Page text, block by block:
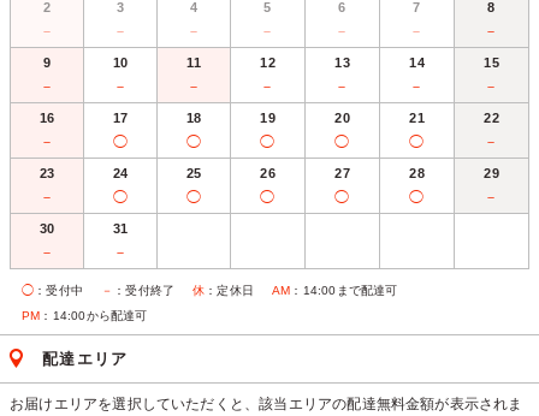
2
－
3
－
4
－
5
－
6
－
7
－
8
－
9
－
10
－
11
－
12
－
13
－
14
－
15
－
16
－
17
◯
18
◯
19
◯
20
◯
21
◯
22
－
23
－
24
◯
25
◯
26
◯
27
◯
28
◯
29
－
30
－
31
－
◯ ：受付中 － ：受付終了 休 ：定休日 AM ：14:00まで配達可
PM ：14:00から配達可
配達エリア
お届けエリアを選択していただくと、該当エリアの配達無料金額が表示されま